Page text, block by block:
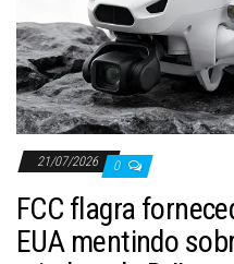
21/07/2026 0
FCC flagra
EUA mentindo